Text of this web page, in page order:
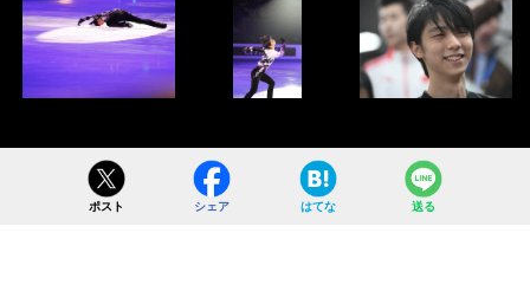
ポスト シェア はてな 送る